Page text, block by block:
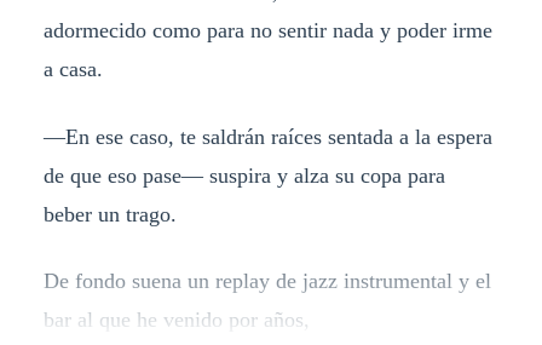
adormecido como para no sentir nada y poder irme
a casa.
—En ese caso, te saldrán raíces sentada a la espera
de que eso pase— suspira y alza su copa para
beber un trago.
De fondo suena un replay de jazz instrumental y el
bar al que he venido por años,